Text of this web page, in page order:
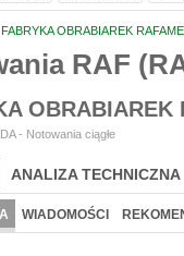
FABRYKA OBRABIAREK
RAF
OBRABIAREK
- Notowania ciągłe
ANALIZA TECHNICZNA
WIADOMOŚCI